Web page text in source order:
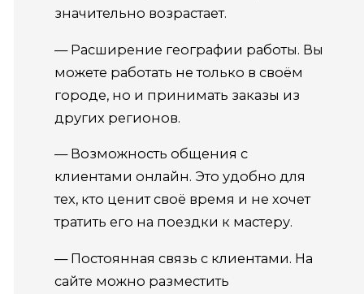
значительно возрастает.
— Расширение географии работы. Вы
можете работать не только в своём
городе, но и принимать заказы из
других регионов.
— Возможность общения с
клиентами онлайн. Это удобно для
тех, кто ценит своё время и не хочет
тратить его на поездки к мастеру.
— Постоянная связь с клиентами. На
сайте можно разместить